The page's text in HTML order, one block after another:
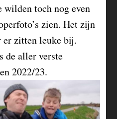
wilden toch nog even
zien. Het zijn
er zitten leuke bij.
de aller verste
2022/23.